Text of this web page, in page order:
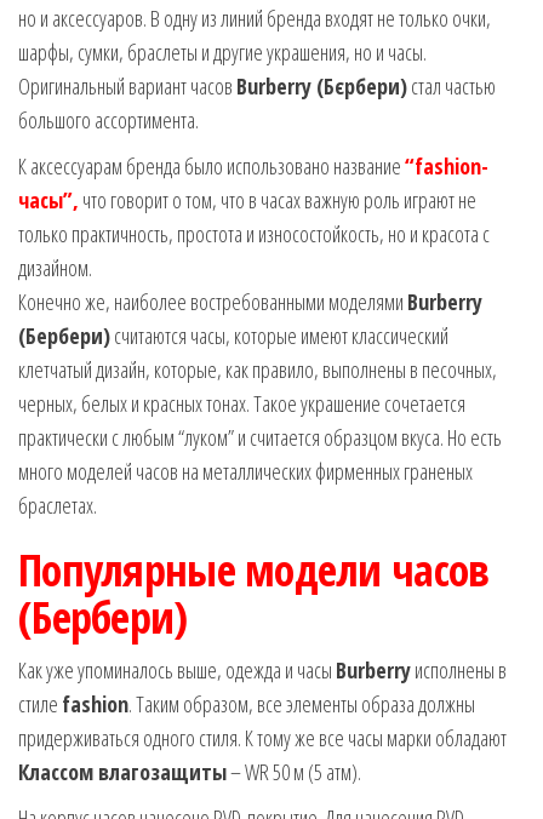
но и аксессуаров. В одну из линий бренда входят не только очки,
шарфы, сумки, браслеты и другие украшения, но и часы.
Оригинальный вариант часов Burberry (Бєрбери)стал частью
большого ассортимента.
К аксессуарам бренда было использовано название“fashion-
часы”, что говорит о том, что в часах важную роль играют не
только практичность, простота и износостойкость, но и красота с
дизайном.
Конечно же, наиболее востребованными моделями Burberry
(Бербери)считаются часы, которые имеют классический
клетчатый дизайн, которые, как правило, выполнены в песочных,
черных, белых и красных тонах. Такое украшение сочетается
практически с любым “луком” и считается образцом вкуса. Но есть
много моделей часов на металлических фирменных граненых
браслетах.
Популярные модели часов
(Бербери)
Как уже упоминалось выше, одежда и часы Burberryисполнены в
стиле fashion. Таким образом, все элементы образа должны
придерживаться одного стиля. К тому же все часы марки обладают
Классом влагозащиты– WR 50 м (5 атм).